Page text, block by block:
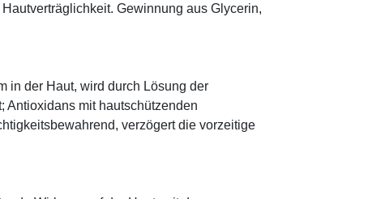
Gewinnung aus Glycerin,
in der Haut, wird durch Lösung der
Antioxidans mit hautschützenden
verzögert die vorzeitige